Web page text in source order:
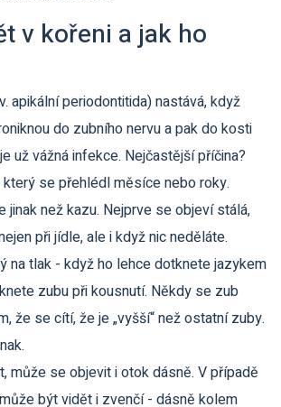
v kořeni a jak ho
apikální periodontitida) nastává, když
do zubního nervu a pak do kosti
už vážná infekce. Nejčastější příčina?
se přehlédl měsíce nebo roky.
jinak než kazu. Nejprve se objeví stálá,
při jídle, ale i když nic neděláte.
na tlak - když ho lehce dotknete jazykem
zubu při kousnutí. Někdy se zub
že se cítí, že je „vyšší“ než ostatní zuby.
může se objevit i otok dásně. V případě
být vidět i zvenčí - dásně kolem